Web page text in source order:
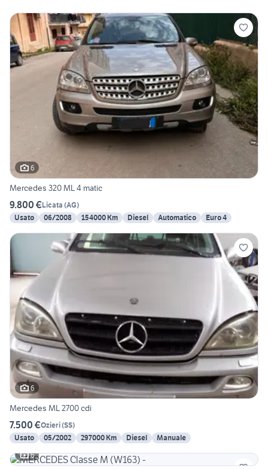
6
Mercedes 320 ML 4 matic
9.800 €Licata (AG)
Usato
06/2008 154000 Km Diesel Automatico Euro 4
6
Mercedes ML 2700 cdi
7.500 €Ozieri(SS)
Usato
05/2002 297000 Km Diesel
Manuale
6